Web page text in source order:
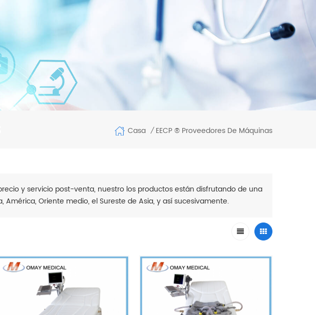
Casa / EECP ® Proveedores De Máquinas
y servicio post-venta, nuestro los productos están disfrutando de una
Oriente medio, el Sureste de Asia, y así sucesivamente.